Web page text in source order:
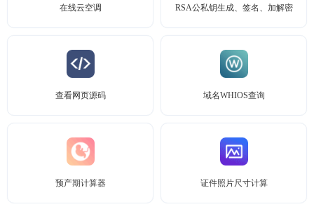
在线云空调 RSA公私钥生成、签名、加解密
查看网页源码 域名WHIOS查询
预产期计算器 证件照片尺寸计算